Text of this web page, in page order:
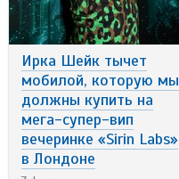
Ирка Шейк тычет
мобилой, которую мы
должны купить на
мега-супер-вип
вечеринке «Sirin Labs»
в Лондоне